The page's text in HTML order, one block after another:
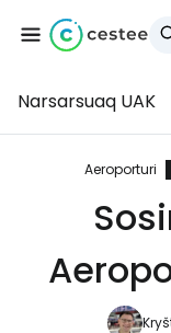
Narsarsuaq UAK
Aeroporturi
...